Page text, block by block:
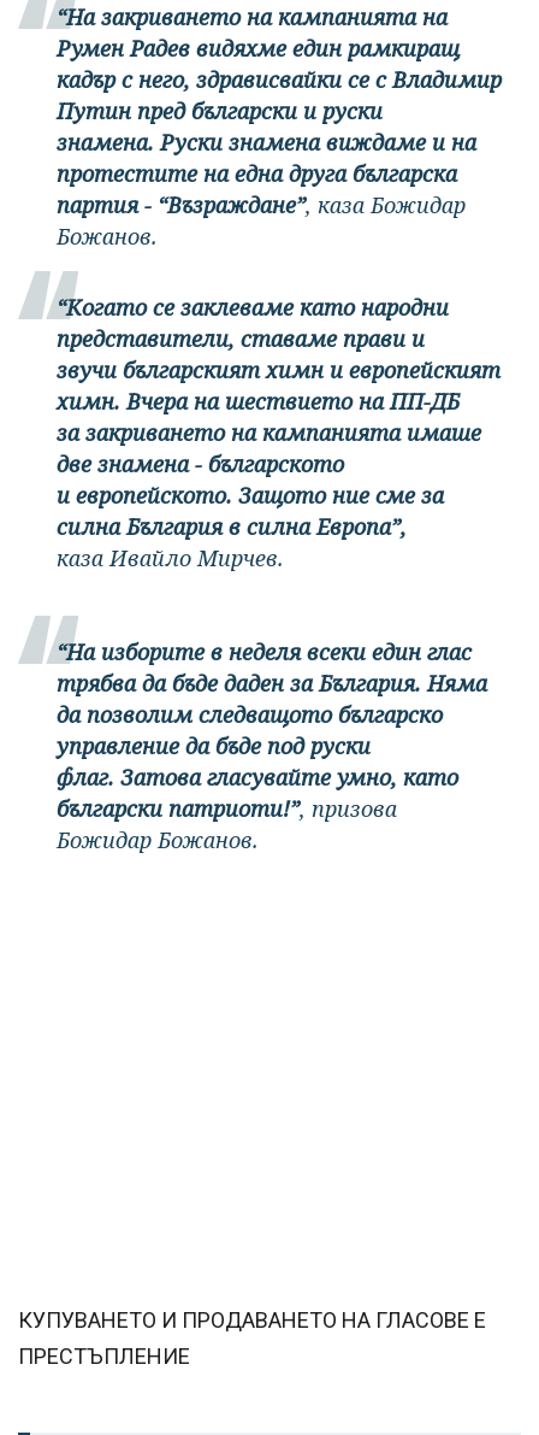
“На закриването на кампанията на
Румен Радев видяхме един рамкиращ
кадър с него, здрависвайки се с Владимир
Путин пред български и руски
знамена. Руски знамена виждаме и на
протестите на една друга българска
партия - “Възраждане”, каза Божидар
Божанов.
“Когато се заклеваме като народни
представители, ставаме прави и
звучи българският химн и европейският
химн. Вчера на шествието на ПП-ДБ
за закриването на кампанията имаше
две знамена - българското
и европейското. Защото ние сме за
силна България в силна Европа”,
каза Ивайло Мирчев.
“На изборите в неделя всеки един глас
трябва да бъде даден за България. Няма
да позволим следващото българско
управление да бъде под руски
флаг. Затова гласувайте умно, като
български патриоти!”, призова
Божидар Божанов.
КУПУВАНЕТО И ПРОДАВАНЕТО НА ГЛАСОВЕ Е
ПРЕСТЪПЛЕНИЕ